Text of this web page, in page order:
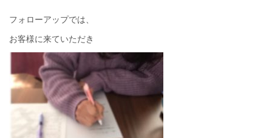
フォローアップでは、
お客様に来ていただき